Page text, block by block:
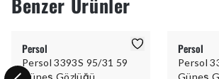
Persol
Persol 3393S 95/31 59
Güneş Gözlüğü
Persol
Persol
Güneş